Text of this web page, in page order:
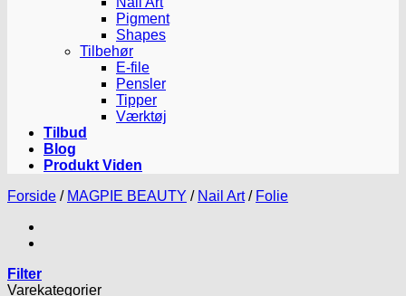
Pigment
Shapes
Tilbehør
E-file
Pensler
Tipper
Værktøj
Tilbud
Blog
Produkt Viden
Forside / MAGPIE BEAUTY / Nail Art / Folie
Filter
Varekategorier